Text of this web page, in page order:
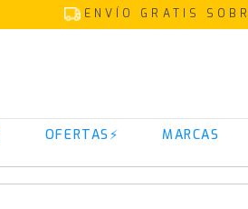
ENVÍO GRATIS
OFERTAS⚡ MARCAS
TÉRMINOS